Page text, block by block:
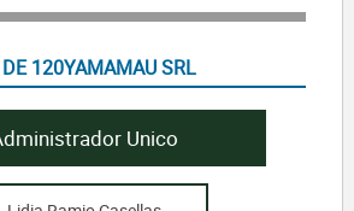
120YAMAMAU SRL
Unico